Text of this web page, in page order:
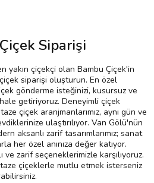
Siparişi
yakın çiçekçi olan Bambu Çiçek'in
siparişi oluşturun. En özel
gönderme isteğinizi, kusursuz ve
hale getiriyoruz. Deneyimli çiçek
taze çiçek aranjmanlarımız, aynı gün ve
ulaştırılıyor. Van Gölü'nün
aksanlı zarif tasarımlarımız; sanat
her özel anınıza değer katıyor.
ve zarif seçeneklerimizle karşılıyoruz.
çiçeklerle mutlu etmek isterseniz